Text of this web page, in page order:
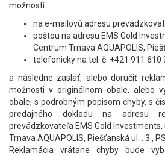
možností:
na e-mailovú adresu
poštou na adresu EMS Gold
Centrum Trnava AQUAPOLIS,
telefonicky na tel. č: +421 911 610
a následne zaslať, alebo doručiť
možnosti v originálnom obale, alebo
obale, s podrobným popisom chyby, s
predajného dokladu na adresu
prevádzkovateľa EMS Gold Investments,
Trnava AQUAPOLIS, Piešťanská ul. . 3 ,
Reklamácia vrátane chyby bude